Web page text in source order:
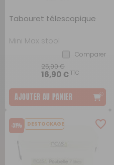
Tabouret télescopique
Mini Max stool
Comparer
25,90 €
16,90 €TTC
AJOUTER AU PANIER
-31% DESTOCKAGE